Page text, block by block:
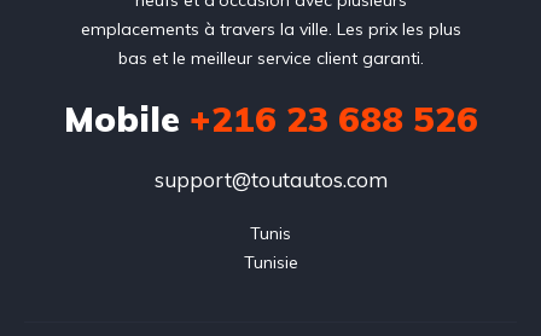
emplacements à travers la ville. Les prix les plus
bas et le meilleur service client garanti.
Mobile +216 23 688 526
support@toutautos.com
Tunis
Tunisie